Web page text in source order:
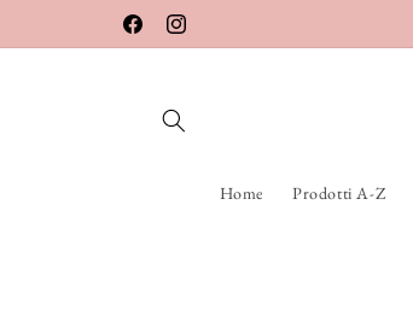
direttamente
ai contenuti
FacebookInstagram
SPEDIZIONE ASSICURATA
Home Prodotti A-Z